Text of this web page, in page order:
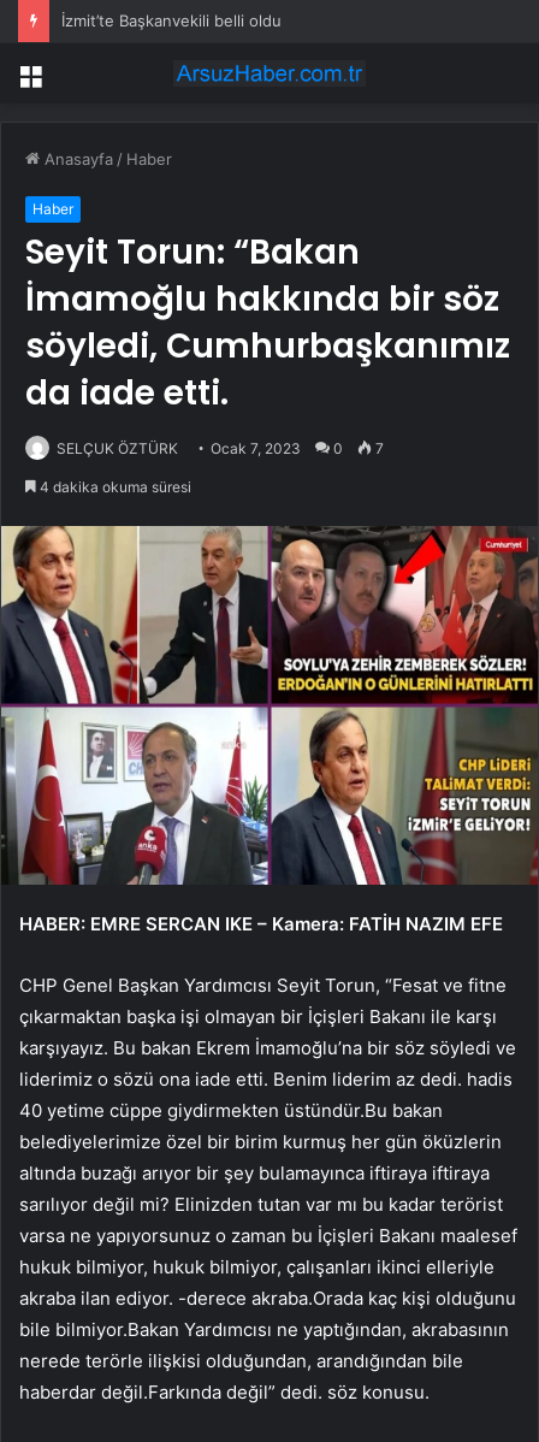
İzmit’te Başkanvekili belli oldu
Menü
Anasayfa / Haber
Haber
Seyit Torun: “Bakan
İmamoğlu hakkında bir söz
söyledi, Cumhurbaşkanımız
da iade etti.
SELÇUK ÖZTÜRK Ocak 7, 2023 0 7
4 dakika okuma süresi
HABER: EMRE SERCAN IKE – Kamera: FATİH NAZIM EFE
CHP Genel Başkan Yardımcısı Seyit Torun, “Fesat ve fitne
çıkarmaktan başka işi olmayan bir İçişleri Bakanı ile karşı
karşıyayız. Bu bakan Ekrem İmamoğlu’na bir söz söyledi ve
liderimiz o sözü ona iade etti. Benim liderim az dedi. hadis
40 yetime cüppe giydirmekten üstündür.Bu bakan
belediyelerimize özel bir birim kurmuş her gün öküzlerin
altında buzağı arıyor bir şey bulamayınca iftiraya iftiraya
sarılıyor değil mi? Elinizden tutan var mı bu kadar terörist
varsa ne yapıyorsunuz o zaman bu İçişleri Bakanı maalesef
hukuk bilmiyor, hukuk bilmiyor, çalışanları ikinci elleriyle
akraba ilan ediyor. -derece akraba.Orada kaç kişi olduğunu
bile bilmiyor.Bakan Yardımcısı ne yaptığından, akrabasının
nerede terörle ilişkisi olduğundan, arandığından bile
haberdar değil.Farkında değil” dedi. söz konusu.